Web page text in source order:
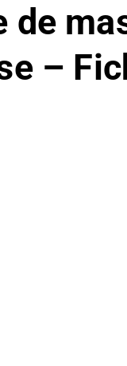
de
–